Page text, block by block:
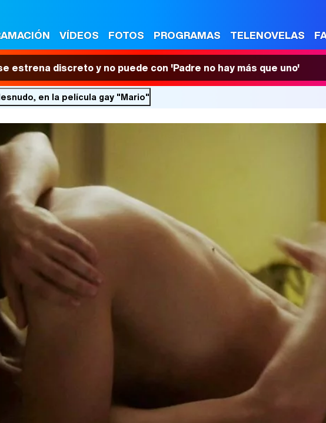
VÍDEOS FOTOS PROGRAMAS TELENOVELAS
estrena discreto y no puede con 'Padre no hay más que uno'
en la película gay "Mario"